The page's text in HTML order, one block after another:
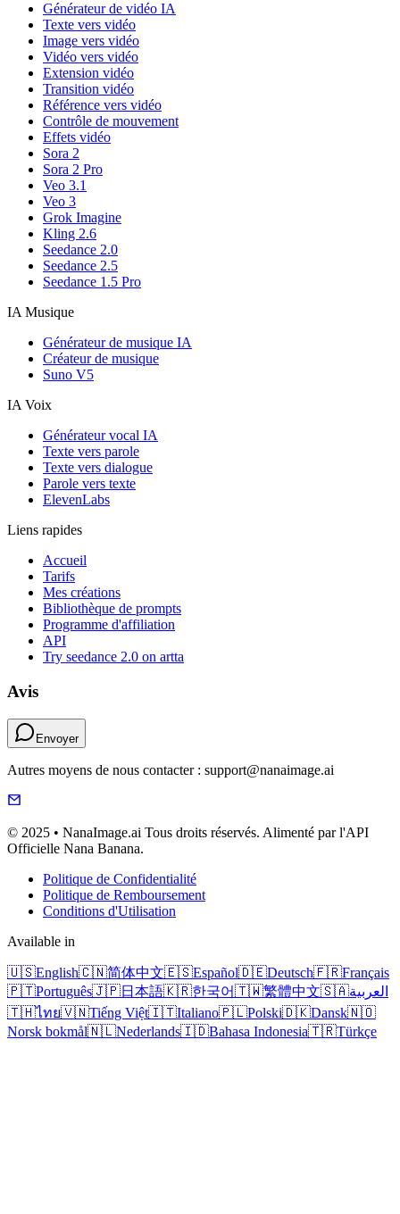
Générateur de vidéo IA
Texte vers vidéo
Image vers vidéo
Vidéo vers vidéo
Extension vidéo
Transition vidéo
Référence vers vidéo
Contrôle de mouvement
Effets vidéo
Sora 2
Sora 2 Pro
Veo 3.1
Veo 3
Grok Imagine
Kling 2.6
Seedance 2.0
Seedance 2.5
Seedance 1.5 Pro
IA Musique
Générateur de musique IA
Créateur de musique
Suno V5
IA Voix
Générateur vocal IA
Texte vers parole
Texte vers dialogue
Parole vers texte
ElevenLabs
Liens rapides
Accueil
Tarifs
Mes créations
Bibliothèque de prompts
Programme d'affiliation
API
Try seedance 2.0 on artta
Avis
Envoyer
Autres moyens de nous contacter : support@nanaimage.ai
© 2025 • NanaImage.ai Tous droits réservés. Alimenté par l'API
Officielle Nana Banana.
Politique de Confidentialité
Politique de Remboursement
Conditions d'Utilisation
Available in
🇺🇸English🇨🇳简体中文🇪🇸Español🇩🇪Deutsch🇫🇷Français
🇵🇹Português🇯🇵日本語🇰🇷한국어🇹🇼繁體中文🇸🇦العربية
🇹🇭ไทย🇻🇳Tiếng Việt🇮🇹Italiano🇵🇱Polski🇩🇰Dansk🇳🇴
Norsk bokmål🇳🇱Nederlands🇮🇩Bahasa Indonesia🇹🇷Türkçe